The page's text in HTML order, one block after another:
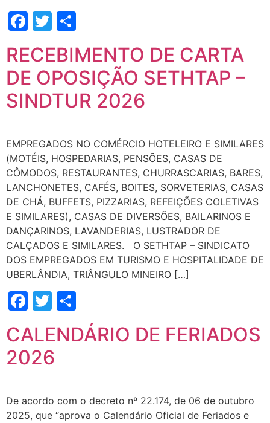
Facebook
Twitter
RECEBIMENTO DE CARTA
DE OPOSIÇÃO SETHTAP –
SINDTUR 2026
EMPREGADOS NO COMÉRCIO HOTELEIRO E SIMILARES
(MOTÉIS, HOSPEDARIAS, PENSÕES, CASAS DE
CÔMODOS, RESTAURANTES, CHURRASCARIAS, BARES,
LANCHONETES, CAFÉS, BOITES, SORVETERIAS, CASAS
DE CHÁ, BUFFETS, PIZZARIAS, REFEIÇÕES COLETIVAS
E SIMILARES), CASAS DE DIVERSÕES, BAILARINOS E
DANÇARINOS, LAVANDERIAS, LUSTRADOR DE
CALÇADOS E SIMILARES. O SETHTAP – SINDICATO
DOS EMPREGADOS EM TURISMO E HOSPITALIDADE DE
UBERLÂNDIA, TRIÂNGULO MINEIRO […]
Facebook
Twitter
CALENDÁRIO DE FERIADOS
2026
De acordo com o decreto nº 22.174, de 06 de outubro
2025, que “aprova o Calendário Oficial de Feriados e